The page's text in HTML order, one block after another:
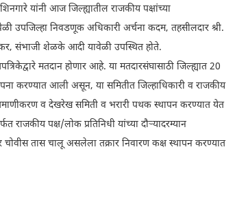
यांनी आज जिल्ह्यातील राजकीय पक्षांच्या
उपजिल्हा निवडणूक अधिकारी अर्चना कदम, तहसीलदार श्री.
संभाजी शेळके आदी यावेळी उपस्थित होते.
मतदान होणार आहे. या मतदारसंघासाठी जिल्ह्यात 20
करण्यात आली असून, या समितीत जिल्हाधिकारी व राजकीय
व देखरेख समिती व भरारी पथक स्थापन करण्यात येत
पक्ष/लोक प्रतिनिधी यांच्या दौऱ्यादरम्यान
चोवीस तास चालू असलेला तक्रार निवारण कक्ष स्थापन करण्यात